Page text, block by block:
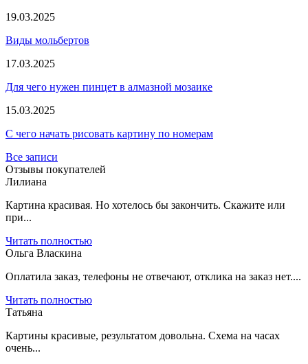
19.03.2025
Виды мольбертов
17.03.2025
Для чего нужен пинцет в алмазной мозаике
15.03.2025
С чего начать рисовать картину по номерам
Все записи
Отзывы покупателей
Лилиана
Картина красивая. Но хотелось бы закончить. Скажите или
при...
Читать полностью
Ольга Власкина
Оплатила заказ, телефоны не отвечают, отклика на заказ нет....
Читать полностью
Татьяна
Картины красивые, результатом довольна. Схема на часах
очень...